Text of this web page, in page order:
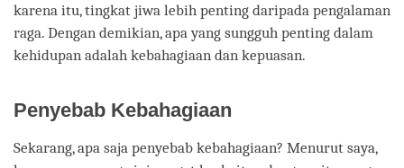
karena itu, tingkat jiwa lebih penting daripada pengalaman
raga. Dengan demikian, apa yang sungguh penting dalam
kehidupan adalah kebahagiaan dan kepuasan.
Penyebab Kebahagiaan
Sekarang, apa saja penyebab kebahagiaan? Menurut saya,